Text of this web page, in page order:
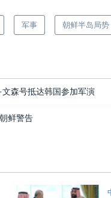
军事 朝鲜半岛局势
文森号抵达韩国参加军演
鲜警告